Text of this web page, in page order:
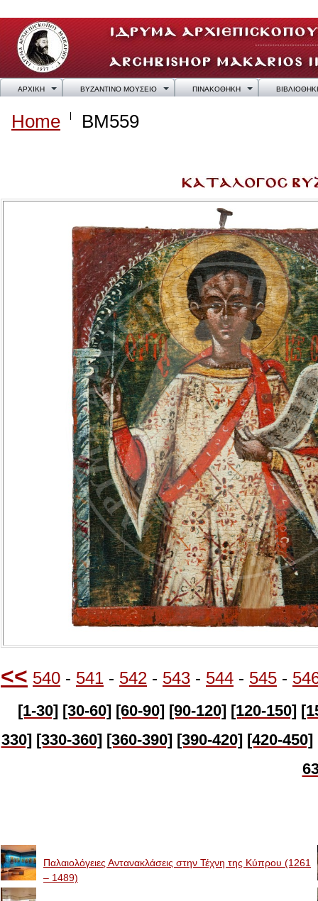
ΑΡΧΙΚΗ ΒΥΖΑΝΤΙΝΟ ΜΟΥΣΕΙΟ ΠΙΝΑΚΟΘΗΚΗ
Home BM559
<< 540 - 541 - 542 - 543 - 544 - 545 -
[1-30] [30-60] [60-90] [90-120] [120-150]
330] [330-360] [360-390] [390-420] [420-450]
Παλαιολόγειες Αντανακλάσεις στην Τέχνη της Κύπρου (1261
– 1489)